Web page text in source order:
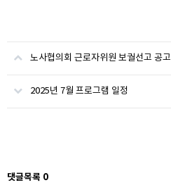
노사협의회 근로자위원 보궐선고 공고
2025년 7월 프로그램 일정
댓글목록 0